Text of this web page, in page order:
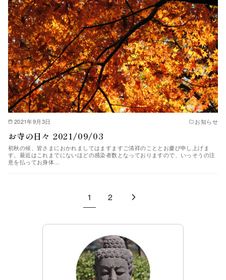
2021年9月3日 お知らせ
お寺の日々 2021/09/03
初秋の候、皆さまにおかれましてはますますご清祥のこととお慶び申し上げま
す。最近はこれまでにないほどの感染者数となっておりますので、いっそうの注
意を払ってお身体…
1 2